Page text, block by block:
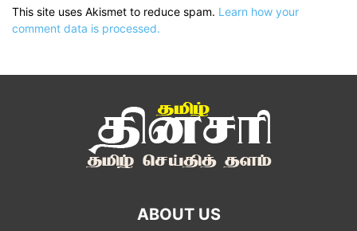
This site uses Akismet to reduce spam. Learn how your
comment data is processed.
ABOUT US